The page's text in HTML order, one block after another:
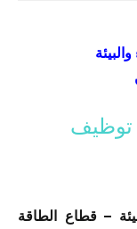
توظيف
– قطاع الطاقة